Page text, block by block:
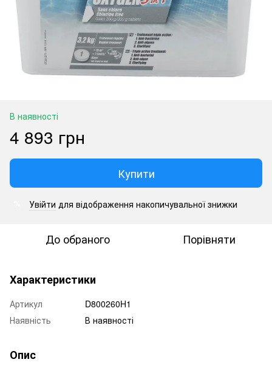
В наявності
4 893 грн
Купити
Увійти для відображення накопичувальної знижки
До обраного Порівняти
Характеристики
Артикул
D800260H1
Наявність
В наявності
Опис